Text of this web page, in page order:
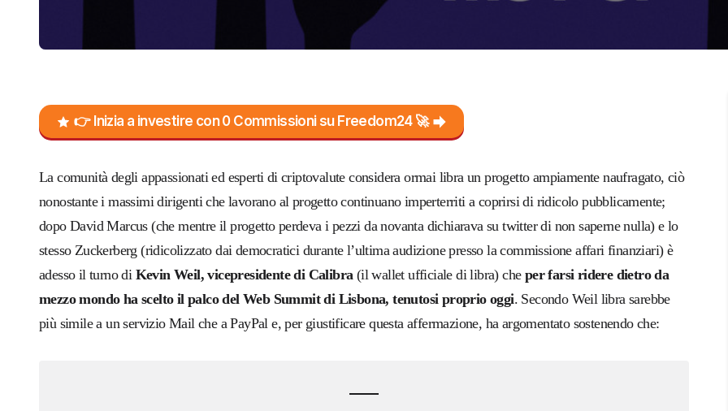
👉 Inizia a investire con 0 Commissioni su Freedom24 🚀
La comunità degli appassionati ed esperti di criptovalute considera ormai libra un progetto ampiamente naufragato, ciò
nonostante i massimi dirigenti che lavorano al progetto continuano imperterriti a coprirsi di ridicolo pubblicamente;
dopo David Marcus (che mentre il progetto perdeva i pezzi da novanta dichiarava su twitter di non saperne nulla) e lo
stesso Zuckerberg (ridicolizzato dai democratici durante l’ultima audizione presso la commissione affari finanziari) è
adesso il turno di Kevin Weil, vicepresidente di Calibra(il wallet ufficiale di libra) che per farsi ridere dietro da
mezzo mondo ha scelto il palco del Web Summit di Lisbona, tenutosi proprio oggi. Secondo Weil libra sarebbe
più simile a un servizio Mail che a PayPal e, per giustificare questa affermazione, ha argomentato sostenendo che: